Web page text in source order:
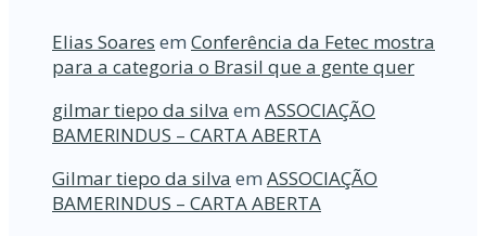
Elias Soares em Conferência da Fetec mostra
para a categoria o Brasil que a gente quer
gilmar tiepo da silva em ASSOCIAÇÃO
BAMERINDUS – CARTA ABERTA
Gilmar tiepo da silva em ASSOCIAÇÃO
BAMERINDUS – CARTA ABERTA